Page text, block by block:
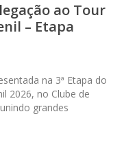
ao Tour
– Etapa
na 3ª Etapa do
2026, no Clube de
grandes